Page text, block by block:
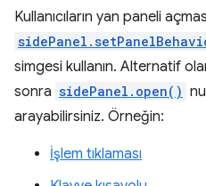
Kullanıcıların yan paneli
simgesi kullanın. Alternatif
sonra sidePanel.open()
arayabilirsiniz. Örneğin:
İşlem tıklaması